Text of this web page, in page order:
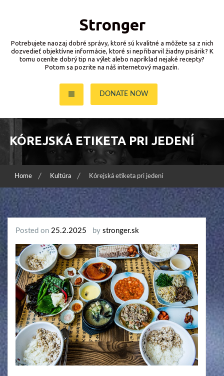
Stronger
Potrebujete naozaj dobré správy, ktoré sú kvalitné a môžete sa z nich
dozvedieť objektívne informácie, ktoré si nepřibarvil žiadny pisárik? K
tomu oceníte dobrý tip na výlet alebo napríklad nejaké recepty?
Potom sa pozrite na náš internetový magazín.
DONATE NOW
KÓREJSKÁ ETIKETA PRI JEDENÍ
Home Kultúra Kórejská etiketa pri jedení
Posted on 25.2.2025 by stronger.sk